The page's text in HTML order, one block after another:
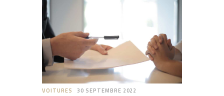
VOITURES 30 SEPTEMBRE 2022